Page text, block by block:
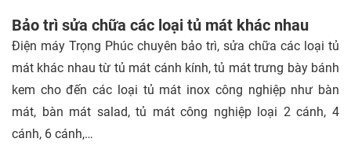
Bảo trì sửa chữa các loại tủ mát khác nhau
Điện máy Trọng Phúc chuyên bảo trì, sửa chữa các loại tủ
mát khác nhau từ tủ mát cánh kính, tủ mát trưng bày bánh
kem cho đến các loại tủ mát inox công nghiệp như bàn
mát, bàn mát salad, tủ mát công nghiệp loại 2 cánh, 4
cánh, 6 cánh,…